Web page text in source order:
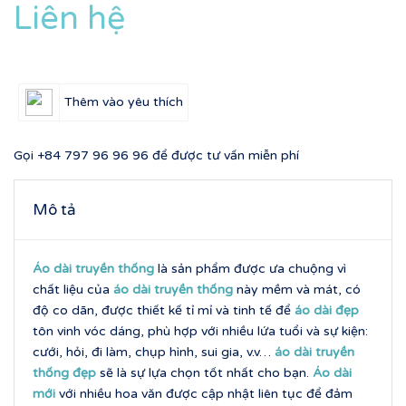
Liên hệ
Thêm vào yêu thích
Gọi +84 797 96 96 96 để được tư vấn miễn phí
Mô tả
Áo dài truyền thống là sản phẩm được ưa chuộng vì
chất liệu của áo dài truyền thống này mềm và mát, có
độ co dãn, được thiết kế tỉ mỉ và tinh tế để áo dài đẹp
tôn vinh vóc dáng, phù hợp với nhiều lứa tuổi và sự kiện:
cưới, hỏi, đi làm, chụp hình, sui gia, v.v… áo dài truyền
thống đẹp sẽ là sự lựa chọn tốt nhất cho bạn. Áo dài
mới với nhiều hoa văn được cập nhật liên tục để đảm